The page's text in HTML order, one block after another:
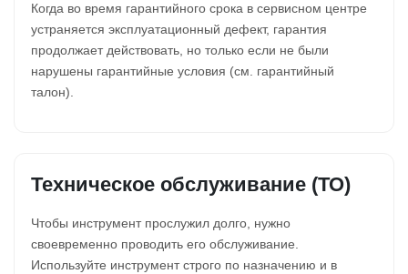
Когда во время гарантийного срока в сервисном центре
устраняется эксплуатационный дефект, гарантия
продолжает действовать, но только если не были
нарушены гарантийные условия (см. гарантийный
талон).
Техническое обслуживание (ТО)
Чтобы инструмент прослужил долго, нужно
своевременно проводить его обслуживание.
Используйте инструмент строго по назначению и в